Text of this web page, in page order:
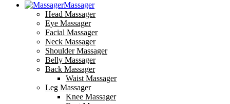
Massager
Head Massager
Eye Massager
Facial Massager
Neck Massager
Shoulder Massager
Belly Massager
Back Massager
Waist Massager
Leg Massager
Knee Massager